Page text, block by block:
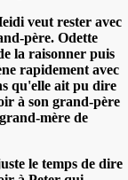
veut rester avec
père. Odette
la raisonner puis
rapidement avec
qu'elle ait pu dire
à son grand-père
mère de
le temps de dire